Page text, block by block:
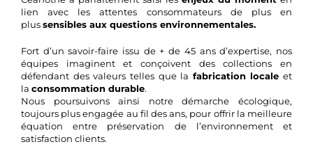
lien avec les attentes consommateurs de plus en
plussensibles aux questions environnementales.
Fort d’un savoir-faire issu de + de 45 ans d’expertise, nos
équipes imaginent et conçoivent des collections en
défendant des valeurs telles que la fabrication locale et
la consommation durable.
Nous poursuivons ainsi notre démarche écologique,
toujours plus engagée au fil des ans, pour offrir la meilleure
équation entre préservation de l’environnement et
satisfaction clients.